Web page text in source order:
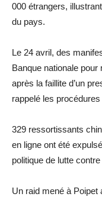
000 étrangers,
du pays.
Le 24 avril, des
Banque nationale
après la faillite d’un
rappelé les
329 ressortissants
en ligne ont été
politique de lutte
Un raid mené à Poipet